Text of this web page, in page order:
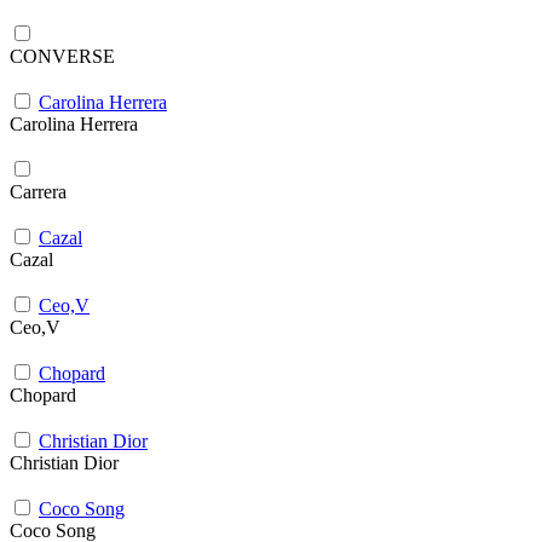
CONVERSE
Carolina Herrera
Carolina Herrera
Carrera
Cazal
Cazal
Ceo,V
Ceo,V
Chopard
Chopard
Christian Dior
Christian Dior
Coco Song
Coco Song